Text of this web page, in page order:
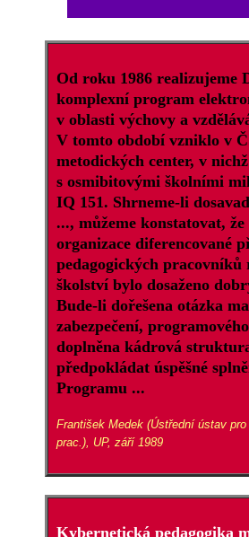
Od roku 1986 realizujeme
komplexní program
v oblasti výchovy a
V tomto období vzniklo v
metodických center, v
s osmibitovými školními
IQ 151. Shrneme-li
..., můžeme konstatovat,
organizace diferencované
pedagogických pracovníků
školství bylo dosaženo
Bude-li dořešena otázka
zabezpečení,
doplněna kádrová
předpokládat úspěšné
Programu ...
František Medek (Ústřední ústav pro
prac.), UP, září 1989
Kybernetická pedagogika